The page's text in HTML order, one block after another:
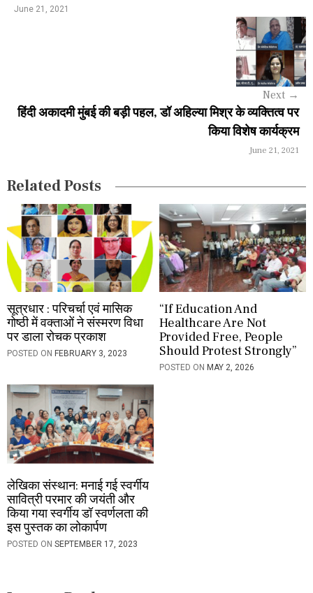
a
o
June 21, 2021
Next →
हिंदी अकादमी मुंबई की बड़ी पहल, डॉ अहिल्या मिश्र के व्यक्तित्व पर
किया विशेष कार्यक्रम
June 21, 2021
Related Posts
सूत्रधार : परिचर्चा एवं मासिक
गोष्ठी में वक्ताओं ने संस्मरण विधा
पर डाला रोचक प्रकाश
POSTED ON FEBRUARY 3, 2023
“If Education And
Healthcare Are Not
Provided Free, People
Should Protest Strongly”
POSTED ONMAY 2, 2026
लेखिका संस्थान: मनाई गई स्वर्गीय
सावित्री परमार की जयंती और
किया गया स्वर्गीय डॉ स्वर्णलता की
इस पुस्तक का लोकार्पण
POSTED ON SEPTEMBER 17, 2023